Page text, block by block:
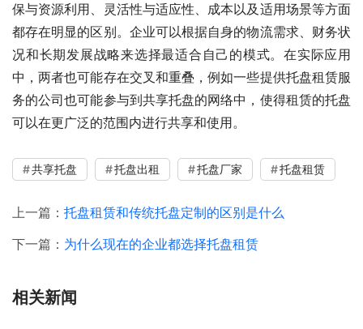
保与资源利用、灵活性与适应性、成本以及适用场景等方面
都存在明显的区别。企业可以根据自身的物流需求、财务状
况和长期发展战略来选择最适合自己的模式。在实际应用
中，两者也可能存在交叉和重叠，例如一些提供托盘租赁服
务的公司也可能参与到共享托盘的网络中，使得租赁的托盘
可以在更广泛的范围内进行共享和使用。
共享托盘 托盘出租 托盘厂家 托盘租赁
上一篇： 托盘租赁和传统托盘定制的区别是什么
下一篇： 为什么现在的企业都选择托盘租赁
相关新闻